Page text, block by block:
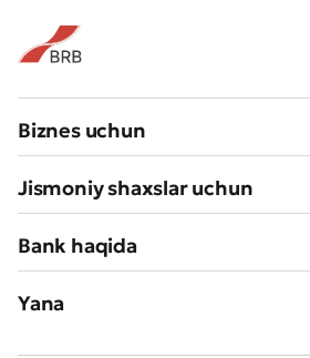
Biznes uchun
Jismoniy shaxslar uchun
Bank haqida
Yana